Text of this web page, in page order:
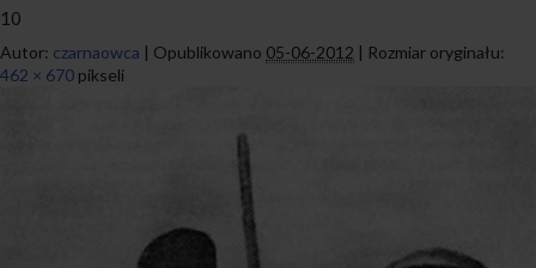
10
Autor: czarnaowca | Opublikowano 05-06-2012 | Rozmiar oryginału:
462 × 670 pikseli